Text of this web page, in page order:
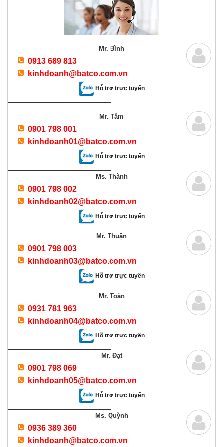
Mr. Bình
0913 689 813
kinhdoanh@batco.com.vn
Hỗ trợ trực tuyến
Mr. Tâm
0901 798 001
kinhdoanh01@batco.com.vn
Hỗ trợ trực tuyến
Ms. Thành
0901 798 002
kinhdoanh02@batco.com.vn
Hỗ trợ trực tuyến
Mr. Thuận
0901 798 003
kinhdoanh03@batco.com.vn
Hỗ trợ trực tuyến
Mr. Toàn
0931 781 963
kinhdoanh04@batco.com.vn
Hỗ trợ trực tuyến
Mr. Đạt
0901 798 069
kinhdoanh05@batco.com.vn
Hỗ trợ trực tuyến
Ms. Quỳnh
0936 389 360
kinhdoanh@batco.com.vn